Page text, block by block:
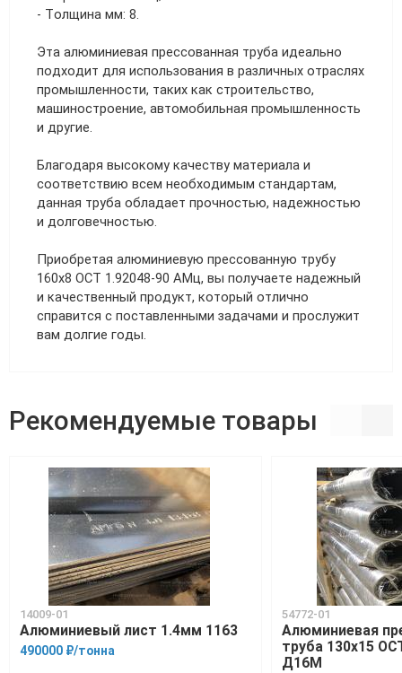
- Толщина мм: 8.
Эта алюминиевая прессованная труба идеально
подходит для использования в различных отраслях
промышленности, таких как строительство,
машиностроение, автомобильная промышленность
и другие.
Благодаря высокому качеству материала и
соответствию всем необходимым стандартам,
данная труба обладает прочностью, надежностью
и долговечностью.
Приобретая алюминиевую прессованную трубу
160х8 ОСТ 1.92048-90 АМц, вы получаете надежный
и качественный продукт, который отлично
справится с поставленными задачами и прослужит
вам долгие годы.
Рекомендуемые товары
14009-01
Алюминиевый лист 1.4мм 1163
490000 ₽/тонна
54772-01
Алюминиевая
труба 130х15
Д16М